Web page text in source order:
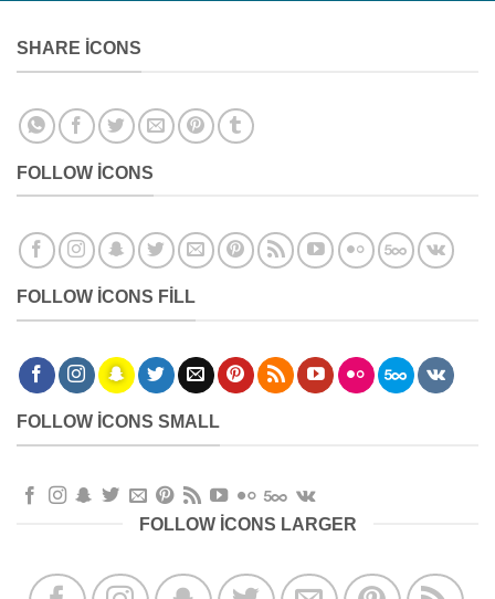
SHARE ICONS
FOLLOW ICONS
FOLLOW ICONS FILL
FOLLOW ICONS SMALL
FOLLOW ICONS LARGER